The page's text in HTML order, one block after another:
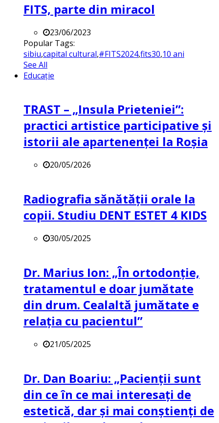
FITS, parte din miracol
23/06/2023
Popular Tags:
sibiu,capital cultural,#FITS2024,fits30,10 ani
See All
Educație
TRAST – „Insula Prieteniei”:
practici artistice participative și
istorii ale apartenenței la Roșia
20/05/2026
Radiografia sănătății orale la
copii. Studiu DENT ESTET 4 KIDS
30/05/2025
Dr. Marius Ion: „În ortodonție,
tratamentul e doar jumătate
din drum. Cealaltă jumătate e
relația cu pacientul”
21/05/2025
Dr. Dan Boariu: „Pacienții sunt
din ce în ce mai interesați de
estetică, dar și mai conștienți de